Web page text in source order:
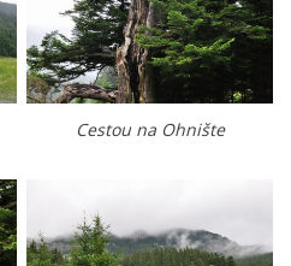
Cestou na Ohnište